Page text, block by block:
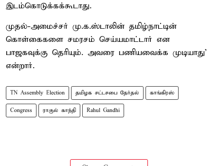
இடம்கொடுக்கக்கூடாது.
முதல்-அமைச்சர் மு.க.ஸ்டாலின் தமிழ்நாட்டின்
கொள்கைகளை சமரசம் செய்யமாட்டார் என
பாஜகவுக்கு தெரியும். அவரை பணியவைக்க முடியாது’
என்றார்.
TN Assembly Election தமிழக சட்டசபை தேர்தல் காங்கிரஸ்
Congress ராகுல் காந்தி Rahul Gandhi